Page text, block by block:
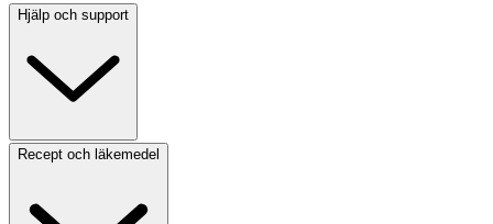
Hjälp och support
Recept och läkemedel